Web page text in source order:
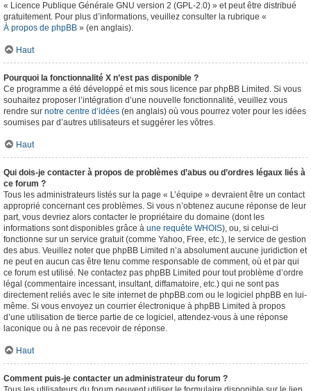
« Licence Publique Générale GNU version 2 (GPL-2.0) » et peut être distribué
gratuitement. Pour plus d’informations, veuillez consulter la rubrique «
À propos de phpBB » (en anglais).
Haut
Pourquoi la fonctionnalité X n’est pas disponible ?
Ce programme a été développé et mis sous licence par phpBB Limited. Si vous
souhaitez proposer l’intégration d’une nouvelle fonctionnalité, veuillez vous
rendre sur notre centre d’idées (en anglais) où vous pourrez voter pour les idées
soumises par d’autres utilisateurs et suggérer les vôtres.
Haut
Qui dois-je contacter à propos de problèmes d’abus ou d’ordres légaux liés à
ce forum ?
Tous les administrateurs listés sur la page « L’équipe » devraient être un contact
approprié concernant ces problèmes. Si vous n’obtenez aucune réponse de leur
part, vous devriez alors contacter le propriétaire du domaine (dont les
informations sont disponibles grâce à une requête WHOIS), ou, si celui-ci
fonctionne sur un service gratuit (comme Yahoo, Free, etc.), le service de gestion
des abus. Veuillez noter que phpBB Limited n’a absolument aucune juridiction et
ne peut en aucun cas être tenu comme responsable de comment, où et par qui
ce forum est utilisé. Ne contactez pas phpBB Limited pour tout problème d’ordre
légal (commentaire incessant, insultant, diffamatoire, etc.) qui ne sont pas
directement reliés avec le site internet de phpBB.com ou le logiciel phpBB en lui-
même. Si vous envoyez un courrier électronique à phpBB Limited à propos
d’une utilisation de tierce partie de ce logiciel, attendez-vous à une réponse
laconique ou à ne pas recevoir de réponse.
Haut
Comment puis-je contacter un administrateur du forum ?